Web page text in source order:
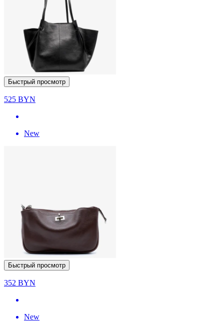
Быстрый просмотр
525 BYN
New
Быстрый просмотр
352 BYN
New